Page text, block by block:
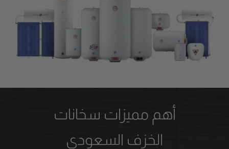
أهم مميزات سخانات
الخزف السعودي